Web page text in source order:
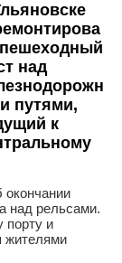
над
путями,
к
над рельсами.
порту и
жителями